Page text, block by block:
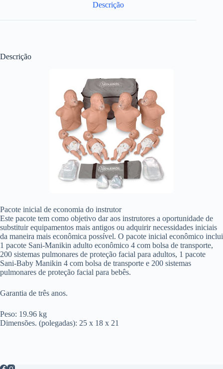
Descrição
Descrição
Pacote inicial de economia do instrutor
Este pacote tem como objetivo dar aos instrutores a oportunidade de
substituir equipamentos mais antigos ou adquirir necessidades iniciais
da maneira mais econômica possível. O pacote inicial econômico inclui
1 pacote Sani-Manikin adulto econômico 4 com bolsa de transporte,
200 sistemas pulmonares de proteção facial para adultos, 1 pacote
Sani-Baby Manikin 4 com bolsa de transporte e 200 sistemas
pulmonares de proteção facial para bebês.
Garantia de três anos.
Peso: 19.96 kg
Dimensões. (polegadas): 25 x 18 x 21